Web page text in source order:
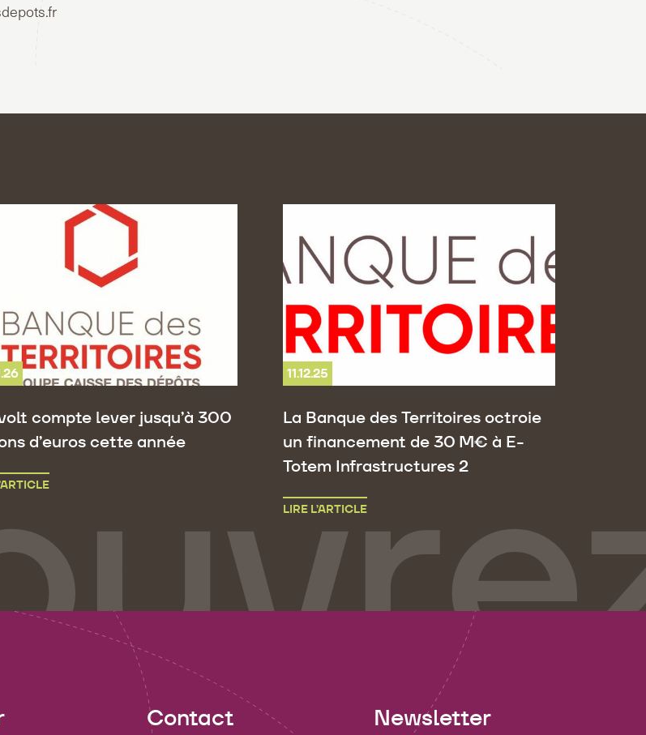
compte lever jusqu’à 300
d’euros cette année
11.12.25
La Banque des Territoires octroie
un financement de 30 M€ à E-
Totem Infrastructures 2
LIRE L’ARTICLE
Contact Newsletter